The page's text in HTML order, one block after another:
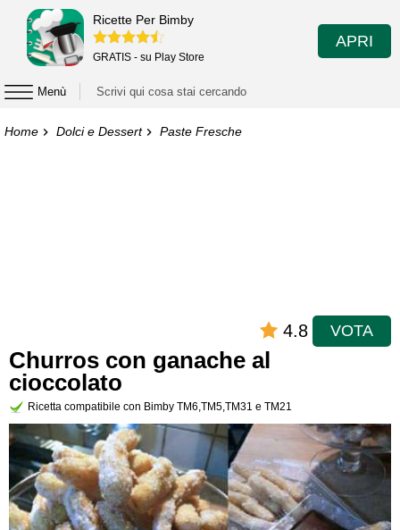
Ricette Per Bimby
GRATIS - su Play Store
APRI
Menù
Home Dolci e Dessert Paste Fresche
4.8 VOTA
Churros con ganache al
cioccolato
Ricetta compatibile con Bimby TM6,TM5,TM31 e TM21